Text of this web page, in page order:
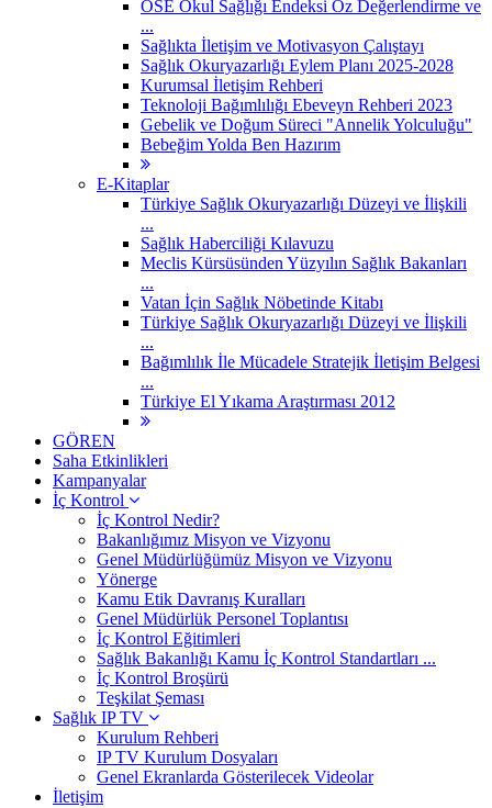
OSE Okul Sağlığı Endeksi Öz Değerlendirme ve
...
Sağlıkta İletişim ve Motivasyon Çalıştayı
Sağlık Okuryazarlığı Eylem Planı 2025-2028
Kurumsal İletişim Rehberi
Teknoloji Bağımlılığı Ebeveyn Rehberi 2023
Gebelik ve Doğum Süreci "Annelik Yolculuğu"
Bebeğim Yolda Ben Hazırım
E-Kitaplar
Türkiye Sağlık Okuryazarlığı Düzeyi ve İlişkili
...
Sağlık Haberciliği Kılavuzu
Meclis Kürsüsünden Yüzyılın Sağlık Bakanları
...
Vatan İçin Sağlık Nöbetinde Kitabı
Türkiye Sağlık Okuryazarlığı Düzeyi ve İlişkili
...
Bağımlılık İle Mücadele Stratejik İletişim Belgesi
...
Türkiye El Yıkama Araştırması 2012
GÖREN
Saha Etkinlikleri
Kampanyalar
İç Kontrol
İç Kontrol Nedir?
Bakanlığımız Misyon ve Vizyonu
Genel Müdürlüğümüz Misyon ve Vizyonu
Yönerge
Kamu Etik Davranış Kuralları
Genel Müdürlük Personel Toplantısı
İç Kontrol Eğitimleri
Sağlık Bakanlığı Kamu İç Kontrol Standartları ...
İç Kontrol Broşürü
Teşkilat Şeması
Sağlık IP TV
Kurulum Rehberi
IP TV Kurulum Dosyaları
Genel Ekranlarda Gösterilecek Videolar
İletişim